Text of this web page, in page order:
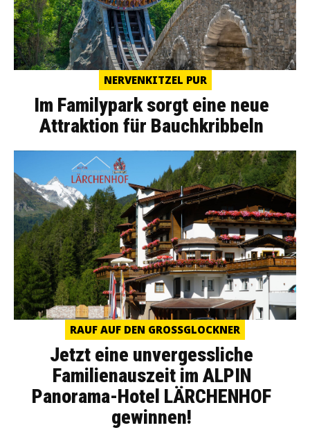
NERVENKITZEL PUR
Im Familypark sorgt eine neue
Attraktion für Bauchkribbeln
RAUF AUF DEN GROSSGLOCKNER
Jetzt eine unvergessliche
Familienauszeit im ALPIN
Panorama-Hotel LÄRCHENHOF
gewinnen!